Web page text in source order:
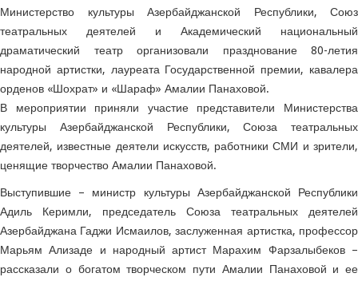
Министерство культуры Азербайджанской Республики, Союз
театральных деятелей и Академический национальный
драматический театр организовали празднование 80-летия
народной артистки, лауреата Государственной премии, кавалера
орденов «Шохрат» и «Шараф» Амалии Панаховой.
В мероприятии приняли участие представители Министерства
культуры Азербайджанской Республики, Союза театральных
деятелей, известные деятели искусств, работники СМИ и зрители,
ценящие творчество Амалии Панаховой.
Выступившие – министр культуры Азербайджанской Республики
Адиль Керимли, председатель Союза театральных деятелей
Азербайджана Гаджи Исмаилов, заслуженная артистка, профессор
Марьям Ализаде и народный артист Марахим Фарзалыбеков –
рассказали о богатом творческом пути Амалии Панаховой и ее